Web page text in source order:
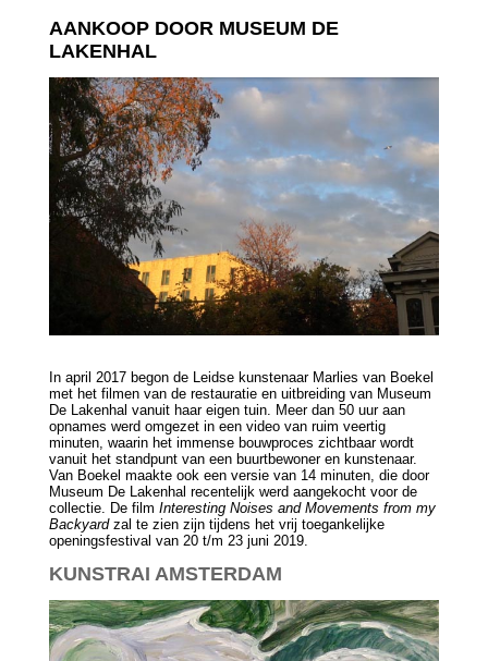
AANKOOP DOOR MUSEUM DE
LAKENHAL
In april 2017 begon de Leidse kunstenaar Marlies van Boekel
met het filmen van de restauratie en uitbreiding van Museum
De Lakenhal vanuit haar eigen tuin. Meer dan 50 uur aan
opnames werd omgezet in een video van ruim veertig
minuten, waarin het immense bouwproces zichtbaar wordt
vanuit het standpunt van een buurtbewoner en kunstenaar.
Van Boekel maakte ook een versie van 14 minuten, die door
Museum De Lakenhal recentelijk werd aangekocht voor de
collectie. De film Interesting Noises and Movements from my
Backyard zal te zien zijn tijdens het vrij toegankelijke
openingsfestival van 20 t/m 23 juni 2019.
KUNSTRAI AMSTERDAM